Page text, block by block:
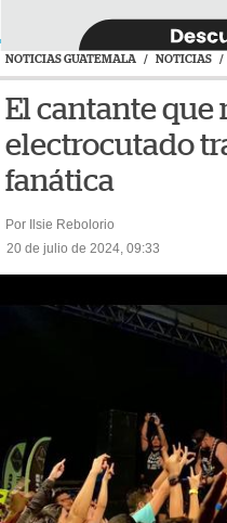
NOTICIAS GUATEMALA / NOTICIAS /
El cantante que
electrocutado
fanática
Por Ilsie Rebolorio
20 de julio de 2024, 09:33